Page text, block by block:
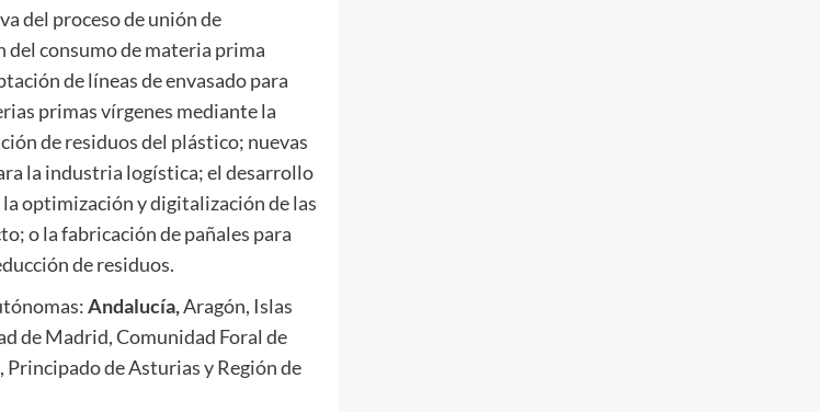
del proceso de unión de
consumo de materia prima
de líneas de envasado para
primas vírgenes mediante la
de residuos del plástico; nuevas
la industria logística; el desarrollo
optimización y digitalización de las
o la fabricación de pañales para
de residuos.
Andalucía,Aragón, Islas
de Madrid, Comunidad Foral de
de Asturias y Región de